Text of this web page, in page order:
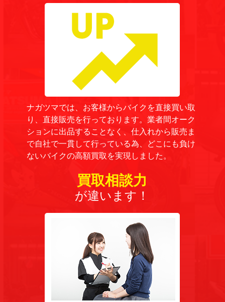
ナガツマでは、お客様からバイクを直接買い取
り、直接販売を行っております。業者間オーク
ションに出品することなく、仕入れから販売ま
で自社で一貫して行っている為、どこにも負け
ないバイクの高額買取を実現しました。
買取相談力
が違います！